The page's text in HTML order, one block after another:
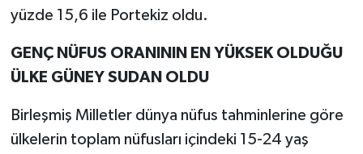
yüzde 15,6 ile Portekiz oldu.
GENÇ NÜFUS ORANININ EN YÜKSEK OLDUĞU
ÜLKE GÜNEY SUDAN OLDU
Birleşmiş Milletler dünya nüfus tahminlerine göre
ülkelerin toplam nüfusları içindeki 15-24 yaş